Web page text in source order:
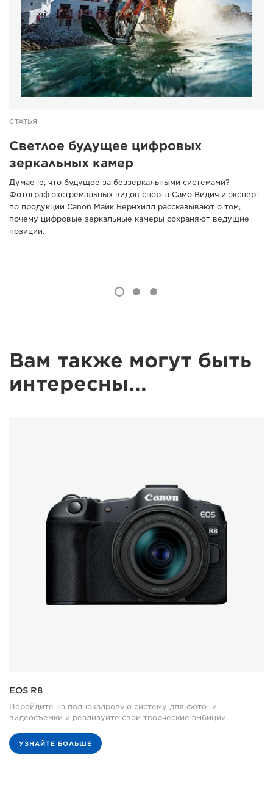
СТАТЬЯ
Светлое будущее цифровых
зеркальных камер
Думаете, что будущее за беззеркальными системами?
Фотограф экстремальных видов спорта Само Видич и эксперт
по продукции Canon Майк Бернхилл рассказывают о том,
почему цифровые зеркальные камеры сохраняют ведущие
позиции.
Вам также могут быть
интересны...
EOS R8
Перейдите на полнокадровую систему для фото- и
видеосъемки и реализуйте свои творческие амбиции.
УЗНАЙТЕ БОЛЬШЕ